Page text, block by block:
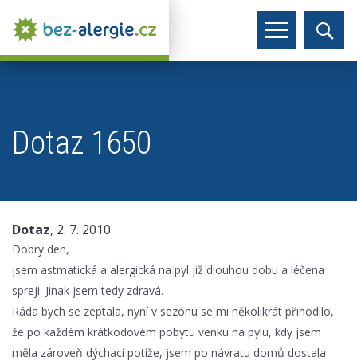
Dotaz 1650
Dotaz, 2. 7. 2010
Dobrý den,
jsem astmatická a alergická na pyl již dlouhou dobu a léčena
spreji. Jinak jsem tedy zdravá.
Ráda bych se zeptala, nyní v sezónu se mi několikrát přihodilo,
že po každém krátkodovém pobytu venku na pylu, kdy jsem
měla zároveň dýchací potíže, jsem po návratu domů dostala